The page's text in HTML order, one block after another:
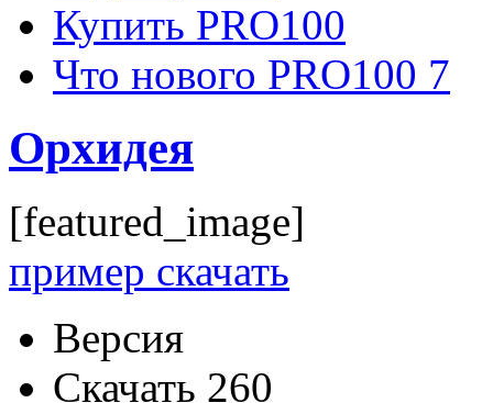
Купить PRO100
Что нового PRO100 7
Орхидея
[featured_image]
пример скачать
Версия
Скачать 260